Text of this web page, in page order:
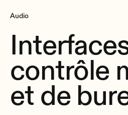
Soutien et communauté
Audio
contrôle
et de